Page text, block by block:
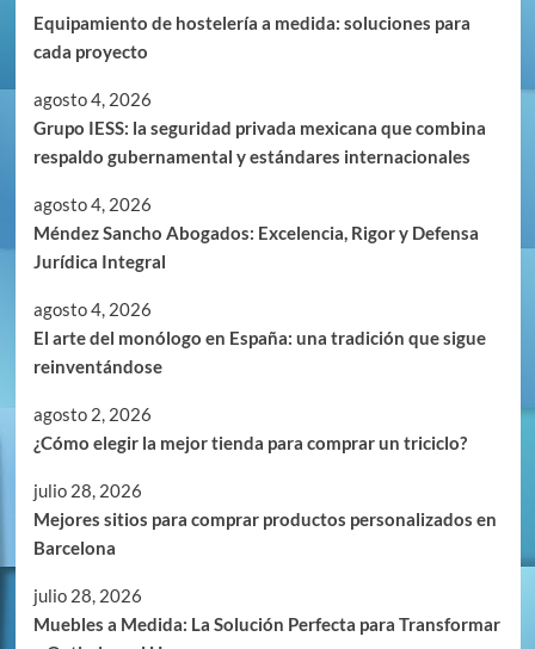
Equipamiento de hostelería a medida: soluciones para
cada proyecto
agosto 4, 2026
Grupo IESS: la seguridad privada mexicana que combina
respaldo gubernamental y estándares internacionales
agosto 4, 2026
Méndez Sancho Abogados: Excelencia, Rigor y Defensa
Jurídica Integral
agosto 4, 2026
El arte del monólogo en España: una tradición que sigue
reinventándose
agosto 2, 2026
¿Cómo elegir la mejor tienda para comprar un triciclo?
julio 28, 2026
Mejores sitios para comprar productos personalizados en
Barcelona
julio 28, 2026
Muebles a Medida: La Solución Perfecta para Transformar